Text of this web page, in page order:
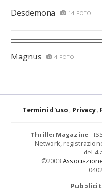
Desdemona 14 FOTO
Magnus 4 FOTO
Termini d'uso Privacy
ThrillerMagazine-
Network,
del 4
©2003